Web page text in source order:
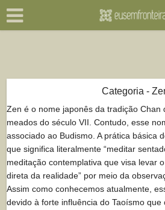
Categoria -
Zen é o nome japonês da tradição Chan
meados do século VII. Contudo, esse
associado ao Budismo. A prática básica
que significa literalmente “meditar
meditação contemplativa que visa levar
direta da realidade” por meio da
Assim como conhecemos atualmente,
devido à forte influência do Taoísmo que